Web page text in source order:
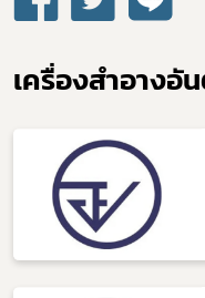
เครื่องสำอางอั